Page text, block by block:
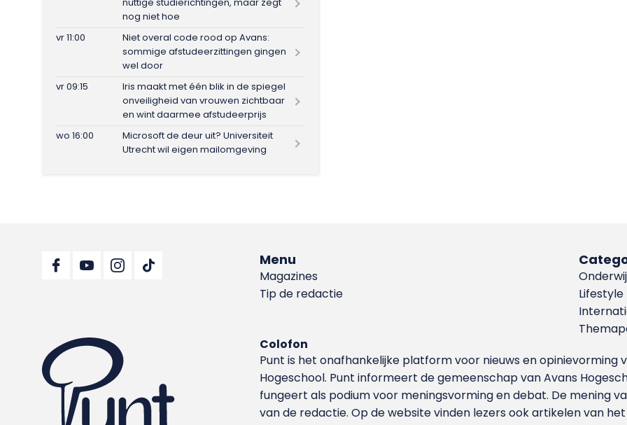
nog niet hoe
vr 11:00
Niet overal code rood op Avans:
sommige afstudeerzittingen gingen
wel door
vr 09:15
Iris maakt met één blik in de spiegel
onveiligheid van vrouwen zichtbaar
en wint daarmee afstudeerprijs
wo 16:00
Microsoft de deur uit? Universiteit
Utrecht wil eigen mailomgeving
Menu
Magazines
Tip de redactie
Lifestyle
Colofon
Punt is het onafhankelijke platform voor nieuws en opinievorming
Hoge­school. Punt informeert de gemeenschap van Avans
fungeert als podium voor meningsvorming en debat. De mening
van de redactie. Op de website vinden lezers ook artikelen van het